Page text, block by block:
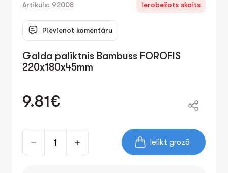
Artikuls: 92008 Ierobežots skaits
Pievienot komentāru
Galda paliktnis Bambuss FOROFIS
220x180x45mm
9.81€
Ielikt grozā